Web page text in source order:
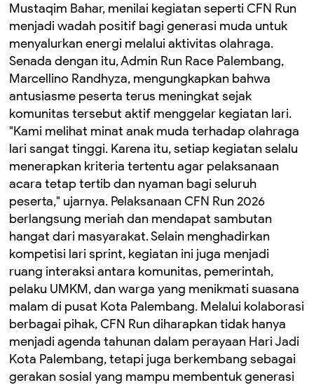
Mustaqim Bahar, menilai kegiatan seperti CFN Run
menjadi wadah positif bagi generasi muda untuk
menyalurkan energi melalui aktivitas olahraga.
Senada dengan itu, Admin Run Race Palembang,
Marcellino Randhyza, mengungkapkan bahwa
antusiasme peserta terus meningkat sejak
komunitas tersebut aktif menggelar kegiatan lari.
"Kami melihat minat anak muda terhadap olahraga
lari sangat tinggi. Karena itu, setiap kegiatan selalu
menerapkan kriteria tertentu agar pelaksanaan
acara tetap tertib dan nyaman bagi seluruh
peserta," ujarnya. Pelaksanaan CFN Run 2026
berlangsung meriah dan mendapat sambutan
hangat dari masyarakat. Selain menghadirkan
kompetisi lari sprint, kegiatan ini juga menjadi
ruang interaksi antara komunitas, pemerintah,
pelaku UMKM, dan warga yang menikmati suasana
malam di pusat Kota Palembang. Melalui kolaborasi
berbagai pihak, CFN Run diharapkan tidak hanya
menjadi agenda tahunan dalam perayaan Hari Jadi
Kota Palembang, tetapi juga berkembang sebagai
gerakan sosial yang mampu membentuk generasi